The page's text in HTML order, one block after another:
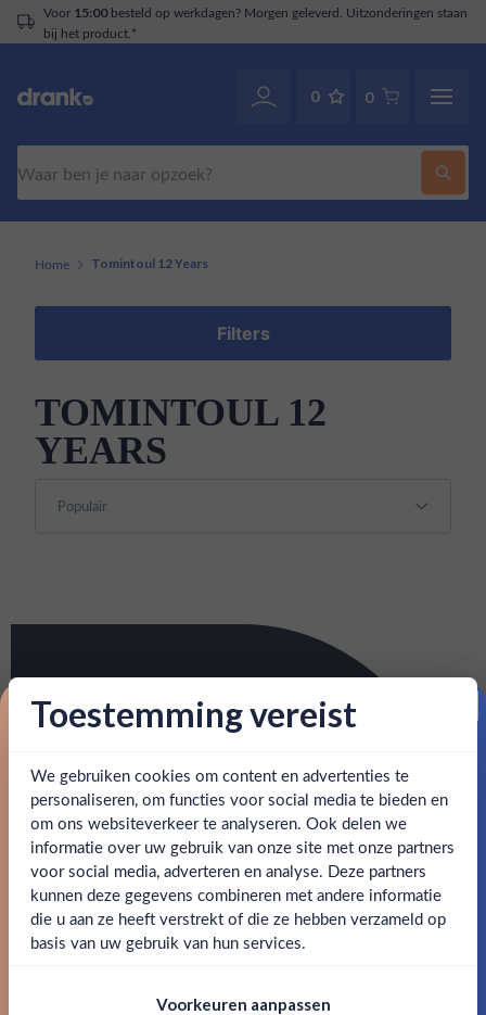
Voor 15:00besteld op werkdagen? Morgen geleverd. Uitzonderingen staan
bij het product.*
0 0
Ben jij 18 jaar of ouder?
Ja Nee
Home Tomintoul 12 Years
Filters
TOMINTOUL 12
YEARS
Toestemming vereist
We gebruiken cookies om content en advertenties te
personaliseren, om functies voor social media te bieden en
om ons websiteverkeer te analyseren. Ook delen we
informatie over uw gebruik van onze site met onze partners
voor social media, adverteren en analyse. Deze partners
kunnen deze gegevens combineren met andere informatie
die u aan ze heeft verstrekt of die ze hebben verzameld op
basis van uw gebruik van hun services.
Voorkeuren aanpassen
Proost op je eerste korting!
Schrijf je in en ontvang direct 5% korting op je eerste
bestelling.
Email
Claim mijn korting